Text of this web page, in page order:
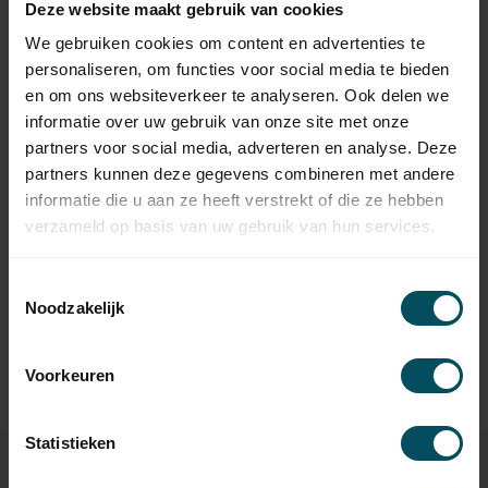
Deze website maakt gebruik van cookies
We gebruiken cookies om content en advertenties te
personaliseren, om functies voor social media te bieden
en om ons websiteverkeer te analyseren. Ook delen we
informatie over uw gebruik van onze site met onze
partners voor social media, adverteren en analyse. Deze
partners kunnen deze gegevens combineren met andere
informatie die u aan ze heeft verstrekt of die ze hebben
verzameld op basis van uw gebruik van hun services.
Noodzakelijk
Voorkeuren
Statistieken
VOLTE
Volte Anschluss-Set für
Volte Ø 60 mm Adapter-Set
auf Volte Ø 50 mm
Rohrmotor
Auf Lager
4,95
VOLTE
Volte Adaptionsset Ø 63 mm
mit Tuchschlitz - Serie Ø 50
mm
5,95
VOLTE
mm